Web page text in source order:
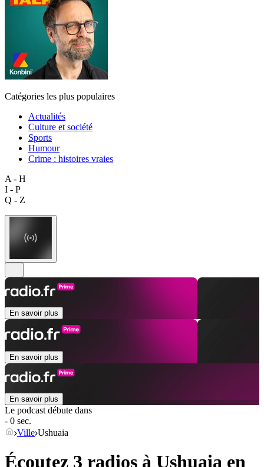
Catégories les plus populaires
Actualités
Culture et société
Sports
Humour
Crime : histoires vraies
A - H
I - P
Q - Z
En savoir plus
En savoir plus
En savoir plus
Le podcast débute dans
- 0 sec.
Ville Ushuaia
Écoutez 3 radios à Ushuaia en